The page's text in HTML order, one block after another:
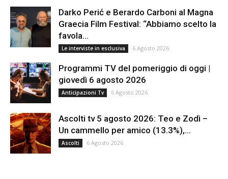
Darko Perić e Berardo Carboni al Magna
Graecia Film Festival: “Abbiamo scelto la
favola...
Le interviste in esclusiva 6 Agosto 2026
Programmi TV del pomeriggio di oggi |
giovedì 6 agosto 2026
Anticipazioni Tv 6 Agosto 2026
Ascolti tv 5 agosto 2026: Teo e Zodì –
Un cammello per amico (13.3%),...
Ascolti 6 Agosto 2026